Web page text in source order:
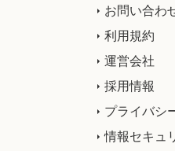
お問い合わ
利用規約
運営会社
採用情報
プライバシ
情報セキュ